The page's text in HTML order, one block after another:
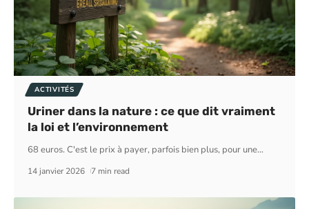
ACTIVITÉS
Uriner dans la nature : ce que dit vraiment
la loi et l’environnement
68 euros. C'est le prix à payer, parfois bien plus, pour une…
14 janvier 2026 7 min read